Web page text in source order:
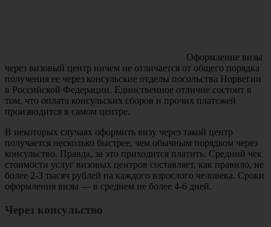
Оформление визы
через визовый центр ничем не отличается от общего порядка
получения ее через консульские отделы посольства Норвегии
в Российской Федерации. Единственное отличие состоит в
том, что оплата консульских сборов и прочих платежей
производится в самом центре.
В некоторых случаях оформить визу через такой центр
получается несколько быстрее, чем обычным порядком через
консульство. Правда, за это приходится платить. Средний чек
стоимости услуг визовых центров составляет, как правило, не
более 2-3 тысяч рублей на каждого взрослого человека. Сроки
оформления визы — в среднем не более 4-6 дней.
Через консульство